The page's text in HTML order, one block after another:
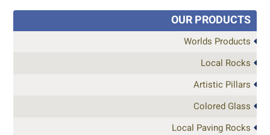
OUR PRODUCTS
Worlds Products
Local Rocks
Artistic Pillars
Colored Glass
Local Paving Rocks